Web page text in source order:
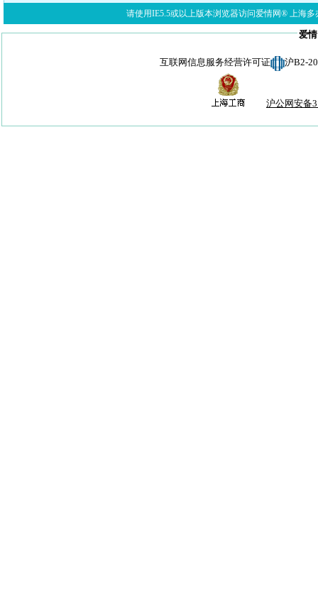
请使用IE5.5或以上版本浏览器访问爱情网® 上海多
爱
互联网信息服务经营许可证 沪B2-
沪公网安备